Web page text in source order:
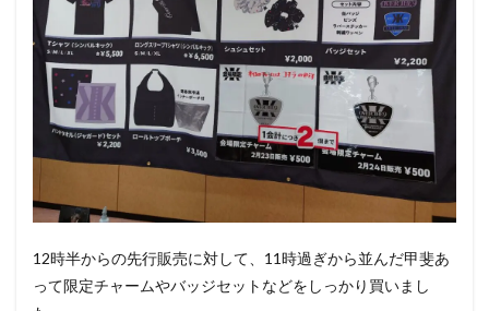
12時半からの先行販売に対して、11時過ぎから並んだ甲斐あ
って限定チャームやバッジセットなどをしっかり買いまし